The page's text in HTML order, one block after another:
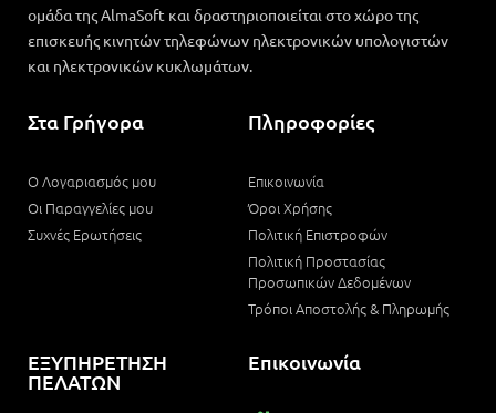
ομάδα της AlmaSoft και δραστηριοποιείται στο χώρο της
επισκευής κινητών τηλεφώνων ηλεκτρονικών υπολογιστών
και ηλεκτρονικών κυκλωμάτων.
Στα Γρήγορα
Ο Λογαριασμός μου
Οι Παραγγελίες μου
Συχνές Ερωτήσεις
Πληροφορίες
Επικοινωνία
Όροι Χρήσης
Πολιτική Επιστροφών
Πολιτική Προστασίας
Προσωπικών Δεδομένων
Τρόποι Αποστολής & Πληρωμής
ΕΞΥΠΗΡΕΤΗΣΗ
ΠΕΛΑΤΩΝ
Επικοινωνία